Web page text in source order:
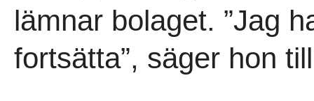
lämnar bolaget. ”Jag
fortsätta”, säger hon